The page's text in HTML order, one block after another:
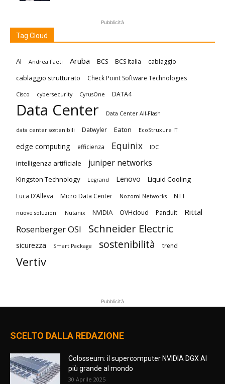
Pubblicità
Tag Cloud
AI Andrea Faeti Aruba BCS BCS Italia cablaggio
cablaggio strutturato Check Point Software Technologies
Cisco cybersecurity CyrusOne DATA4
Data Center Data Center All-Flash
data center sostenibili Datwyler Eaton EcoStruxure IT
edge computing efficienza Equinix IDC
intelligenza artificiale juniper networks
Kingston Technology Legrand Lenovo Liquid Cooling
Luca D’Alleva Micro Data Center Nozomi Networks NTT
nuove soluzioni Nutanix NVIDIA OVHcloud Panduit Rittal
Rosenberger OSI Schneider Electric
sicurezza Smart Package sostenibilità trend
Vertiv
Pubblicità
SCELTO DALLA REDAZIONE
Colosseum: il supercomputer NVIDIA DGX AI
più grande al mondo
30 Aprile 2025